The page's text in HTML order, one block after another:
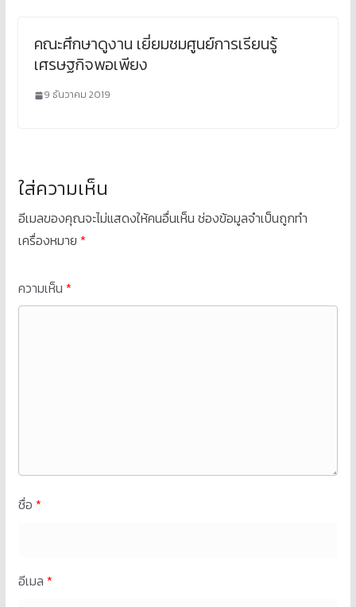
คณะศึกษาดูงาน เยี่ยมชมศูนย์การเรียนรู้
เศรษฐกิจพอเพียง
9 ธันวาคม 2019
ใส่ความเห็น
อีเมลของคุณจะไม่แสดงให้คนอื่นเห็น ช่องข้อมูลจำเป็นถูกทำ
เครื่องหมาย *
ความเห็น *
ชื่อ *
อีเมล *